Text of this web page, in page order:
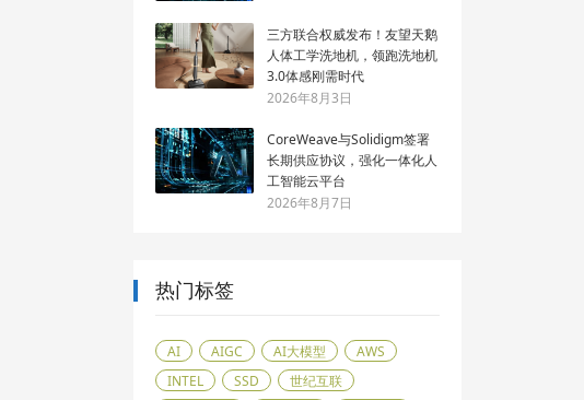
三方联合权威发布！友望天鹅
人体工学洗地机，领跑洗地机
3.0体感刚需时代
2026年8月3日
CoreWeave与Solidigm签署
长期供应协议，强化一体化人
工智能云平台
2026年8月7日
热门标签
AI AIGC AI大模型
AWS
INTEL
SSD
世纪互联